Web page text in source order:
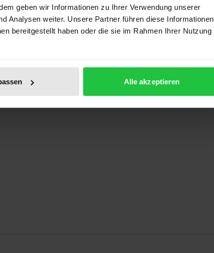
geben wir Informationen zu Ihrer Verwendung unserer
Analysen weiter. Unsere Partner führen diese Informationen
bereitgestellt haben oder die sie im Rahmen Ihrer Nutzung
Alle akzeptieren